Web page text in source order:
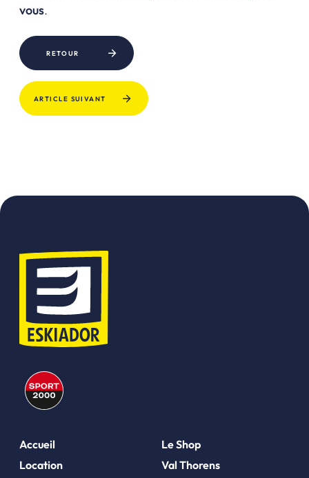
vous.
RETOUR
ARTICLE SUIVANT
Accueil
Location
Le Shop
Val Thorens